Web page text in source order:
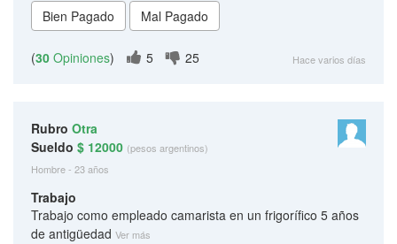
(30 Opiniones) 5 25 Hace varios días
Rubro Otra
Sueldo $ 12000 (pesos argentinos)
Hombre - 23 años
Trabajo
Trabajo como empleado camarista en un frigorífico 5 años
de antigüedad Ver más